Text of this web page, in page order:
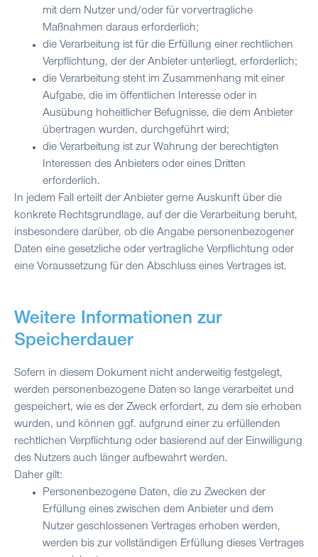
mit dem Nutzer und/oder für vorvertragliche
Maßnahmen daraus erforderlich;
die Verarbeitung ist für die Erfüllung einer rechtlichen
Verpflichtung, der der Anbieter unterliegt, erforderlich;
die Verarbeitung steht im Zusammenhang mit einer
Aufgabe, die im öffentlichen Interesse oder in
Ausübung hoheitlicher Befugnisse, die dem Anbieter
übertragen wurden, durchgeführt wird;
die Verarbeitung ist zur Wahrung der berechtigten
Interessen des Anbieters oder eines Dritten
erforderlich.
In jedem Fall erteilt der Anbieter gerne Auskunft über die
konkrete Rechtsgrundlage, auf der die Verarbeitung beruht,
insbesondere darüber, ob die Angabe personenbezogener
Daten eine gesetzliche oder vertragliche Verpflichtung oder
eine Voraussetzung für den Abschluss eines Vertrages ist.
Weitere Informationen zur
Speicherdauer
Sofern in diesem Dokument nicht anderweitig festgelegt,
werden personenbezogene Daten so lange verarbeitet und
gespeichert, wie es der Zweck erfordert, zu dem sie erhoben
wurden, und können ggf. aufgrund einer zu erfüllenden
rechtlichen Verpflichtung oder basierend auf der Einwilligung
des Nutzers auch länger aufbewahrt werden.
Daher gilt:
Personenbezogene Daten, die zu Zwecken der
Erfüllung eines zwischen dem Anbieter und dem
Nutzer geschlossenen Vertrages erhoben werden,
werden bis zur vollständigen Erfüllung dieses Vertrages